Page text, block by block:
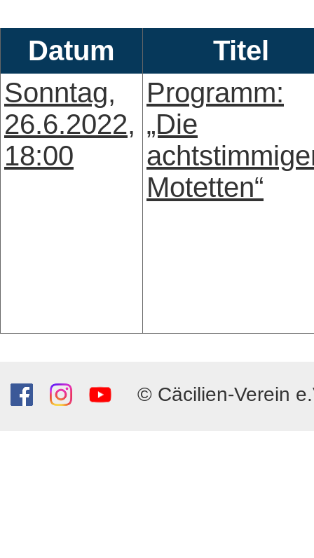
Datum
Titel
Sonntag,
26.6.2022,
18:00
Programm:
„Die
Motetten“
© Cäcilien-Verein